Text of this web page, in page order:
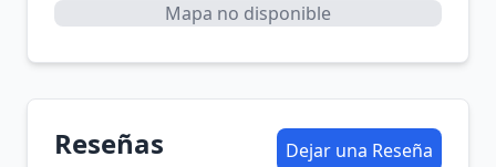
Mapa no disponible
Reseñas Dejar una Reseña